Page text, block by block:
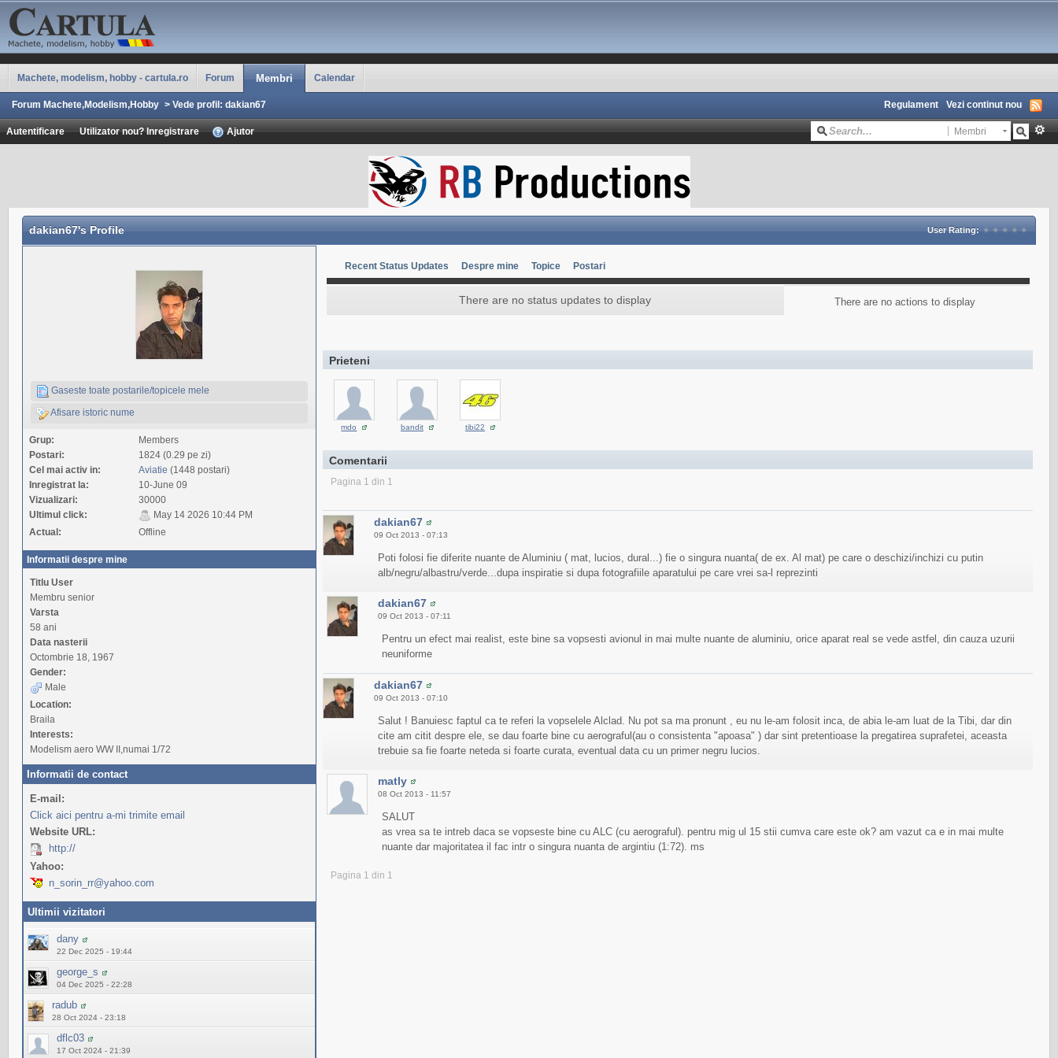
Machete, modelism, hobby - cartula.ro Forum Membri Calendar
Forum Machete,Modelism,Hobby > Vede profil: dakian67 Regulament Vezi continut nou
Autentificare Utilizator nou? Inregistrare Ajutor Membri
dakian67's Profile User Rating:
Gaseste toate postarile/topicele mele
Afisare istoric nume
Grup:
Members
Postari:
1824 (0.29 pe zi)
Cel mai activ in:
Aviatie (1448 postari)
Inregistrat la:
10-June 09
Vizualizari:
30000
Ultimul click:
May 14 2026 10:44 PM
Actual:
Offline
Informatii despre mine
Titlu User
Membru senior
Varsta
58 ani
Data nasterii
Octombrie 18, 1967
Gender:
Male
Location:
Braila
Interests:
Modelism aero WW II,numai 1/72
Informatii de contact
E-mail:
Click aici pentru a-mi trimite email
Website URL:
http://
Yahoo:
n_sorin_rr@yahoo.com
Ultimii vizitatori
dany
22 Dec 2025 - 19:44
george_s
04 Dec 2025 - 22:28
radub
28 Oct 2024 - 23:18
dflc03
17 Oct 2024 - 21:39
Recent Status Updates Despre mine Topice Postari
There are no status updates to display There are no actions to display
Prieteni
mdo bandit tibi22
Comentarii
Pagina 1 din 1
dakian67
09 Oct 2013 - 07:13
Poti folosi fie diferite nuante de Aluminiu ( mat, lucios, dural...) fie o singura nuanta( de ex. Al mat) pe care o deschizi/inchizi cu putin
alb/negru/albastru/verde...dupa inspiratie si dupa fotografiile aparatului pe care vrei sa-l reprezinti
dakian67
09 Oct 2013 - 07:11
Pentru un efect mai realist, este bine sa vopsesti avionul in mai multe nuante de aluminiu, orice aparat real se vede astfel, din cauza uzurii
neuniforme
dakian67
09 Oct 2013 - 07:10
Salut ! Banuiesc faptul ca te referi la vopselele Alclad. Nu pot sa ma pronunt , eu nu le-am folosit inca, de abia le-am luat de la Tibi, dar din
cite am citit despre ele, se dau foarte bine cu aerograful(au o consistenta "apoasa" ) dar sint pretentioase la pregatirea suprafetei, aceasta
trebuie sa fie foarte neteda si foarte curata, eventual data cu un primer negru lucios.
matly
08 Oct 2013 - 11:57
SALUT
as vrea sa te intreb daca se vopseste bine cu ALC (cu aerograful). pentru mig ul 15 stii cumva care este ok? am vazut ca e in mai multe
nuante dar majoritatea il fac intr o singura nuanta de argintiu (1:72). ms
Pagina 1 din 1